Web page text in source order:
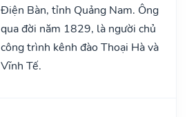
Điện Bàn, tỉnh Quảng Nam. Ông
qua đời năm 1829, là người chủ
công trình kênh đào Thoại Hà và
Vĩnh Tế.